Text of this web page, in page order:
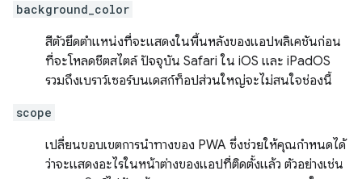
background_color
สีตัวยึดตำแหน่งที่จะแสดงในพื้นหลังของแอปพลิเคชันก่อน
ที่จะโหลดชีตสไตล์ ปัจจุบัน Safari ใน iOS และ iPadOS
รวมถึงเบราว์เซอร์บนเดสก์ท็อปส่วนใหญ่จะไม่สนใจช่องนี้
scope
เปลี่ยนขอบเขตการนำทางของ PWA ซึ่งช่วยให้คุณกำหนดได้
ว่าจะแสดงอะไรในหน้าต่างของแอปที่ติดตั้งแล้ว ตัวอย่างเช่น